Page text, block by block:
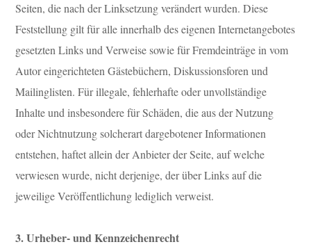
Seiten, die nach der Linksetzung verändert wurden. Diese
Feststellung gilt für alle innerhalb des eigenen Internetangebotes
gesetzten Links und Verweise sowie für Fremdeinträge in vom
Autor eingerichteten Gästebüchern, Diskussionsforen und
Mailinglisten. Für illegale, fehlerhafte oder unvollständige
Inhalte und insbesondere für Schäden, die aus der Nutzung
oder Nichtnutzung solcherart dargebotener Informationen
entstehen, haftet allein der Anbieter der Seite, auf welche
verwiesen wurde, nicht derjenige, der über Links auf die
jeweilige Veröffentlichung lediglich verweist.
3. Urheber- und Kennzeichenrecht